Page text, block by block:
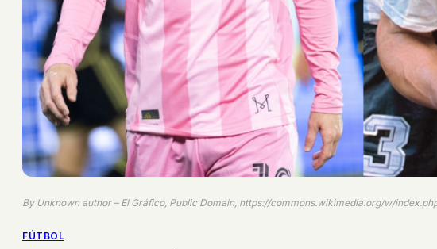
By Unknown author – El Gráfico, Public Domain, https://commons.wikimedia.org/w/
FÚTBOL